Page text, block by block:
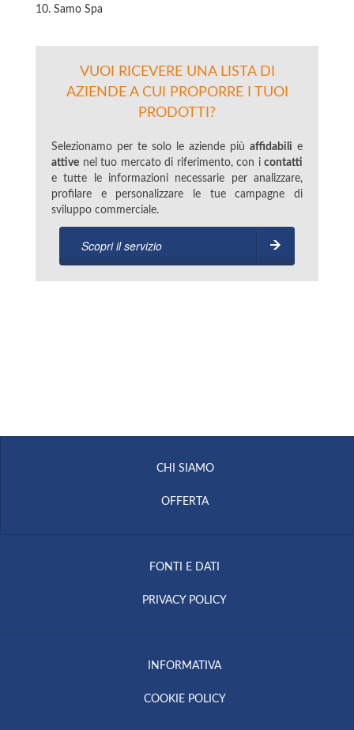
10. Samo Spa
VUOI RICEVERE UNA LISTA DI
AZIENDE A CUI PROPORRE I TUOI
PRODOTTI?
Selezionamo per te solo le aziende più affidabili e
attive nel tuo mercato di riferimento, con i contatti
e tutte le informazioni necessarie per analizzare,
profilare e personalizzare le tue campagne di
sviluppo commerciale.
Scopri il servizio
CHI SIAMO
OFFERTA
FONTI E DATI
PRIVACY POLICY
INFORMATIVA
COOKIE POLICY